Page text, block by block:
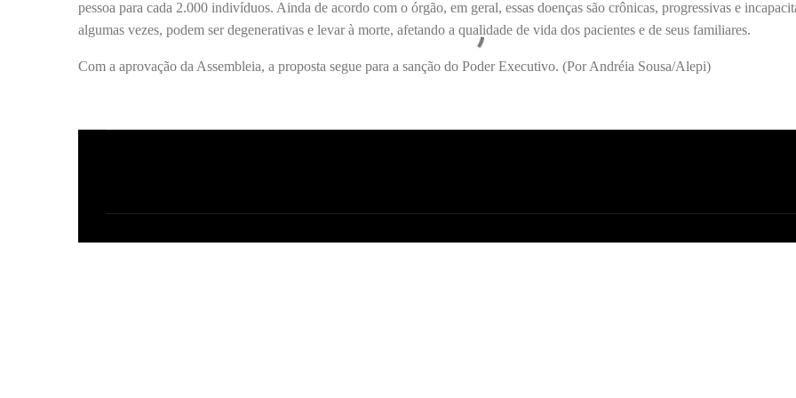
pessoa para cada 2.000 indivíduos. Ainda de acordo com o órgão, em geral, essas doenças são crônicas, progressivas e
algumas vezes, podem ser degenerativas e levar à morte, afetando a qualidade de vida dos pacientes e de seus familiares.
Com a aprovação da Assembleia, a proposta segue para a sanção do Poder Executivo. (Por Andréia Sousa/Alepi)